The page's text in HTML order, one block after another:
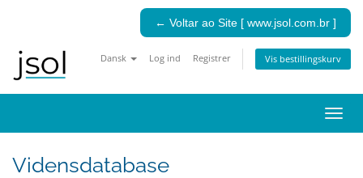
← Voltar ao Site [ www.jsol.com.br ]
Dansk Log ind Registrer Vis bestillingskurv
Skift
Vidensdatabase